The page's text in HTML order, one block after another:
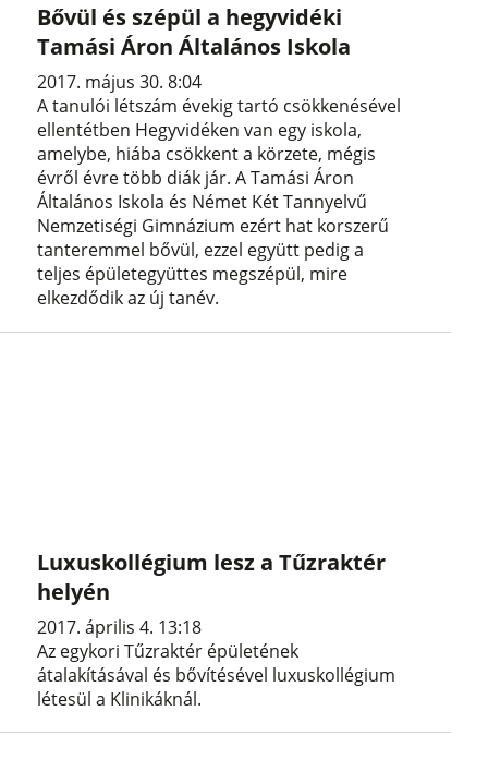
Bővül és szépül a hegyvidéki
Tamási Áron Általános Iskola
2017. május 30. 8:04
A tanulói létszám évekig tartó csökkenésével
ellentétben Hegyvidéken van egy iskola,
amelybe, hiába csökkent a körzete, mégis
évről évre több diák jár. A Tamási Áron
Általános Iskola és Német Két Tannyelvű
Nemzetiségi Gimnázium ezért hat korszerű
tanteremmel bővül, ezzel együtt pedig a
teljes épületegyüttes megszépül, mire
elkezdődik az új tanév.
Luxuskollégium lesz a Tűzraktér
helyén
2017. április 4. 13:18
Az egykori Tűzraktér épületének
átalakításával és bővítésével luxuskollégium
létesül a Klinikáknál.